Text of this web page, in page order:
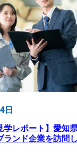
日
学レポート】愛知
ランド企業を訪問